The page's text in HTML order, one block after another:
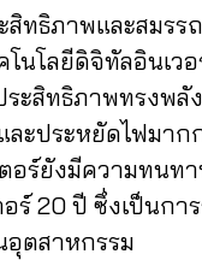
ทธิภาพและสมรร
นโลยีดิจิทัลอินเวอ
ระสิทธิภาพทรงพลั
ละประหยัดไฟมาก
อร์ยังมีความทนท
ร์ 20 ปี ซึ่งเป็นกา
ตสาหกรรม